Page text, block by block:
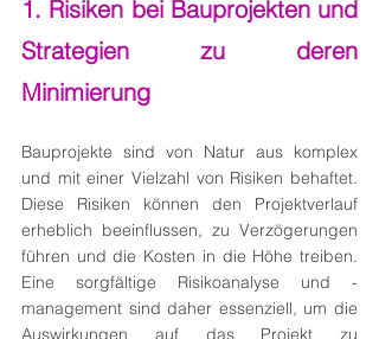
1. Risiken bei Bauprojekten und
Strategien zu deren
Minimierung
Bauprojekte sind von Natur aus komplex
und mit einer Vielzahl von Risiken behaftet.
Diese Risiken können den Projektverlauf
erheblich beeinflussen, zu Verzögerungen
führen und die Kosten in die Höhe treiben.
Eine sorgfältige Risikoanalyse und -
management sind daher essenziell, um die
Auswirkungen auf das Projekt zu